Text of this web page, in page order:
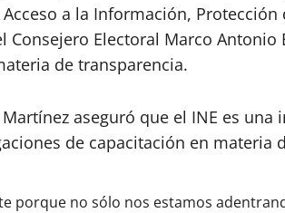
a la Información, Protección
Consejero Electoral Marco
de transparencia.
aseguró que el INE es
de capacitación en materia
porque no sólo nos estamos